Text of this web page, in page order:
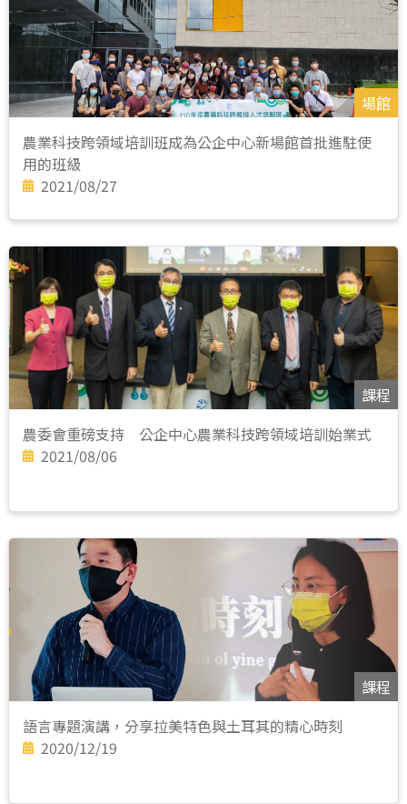
場館
農業科技跨領域培訓班成為公企中心新場館首批進駐使
用的班級
2021/08/27
課程
農委會重磅支持 公企中心農業科技跨領域培訓始業式
2021/08/06
課程
語言專題演講，分享拉美特色與土耳其的精心時刻
2020/12/19